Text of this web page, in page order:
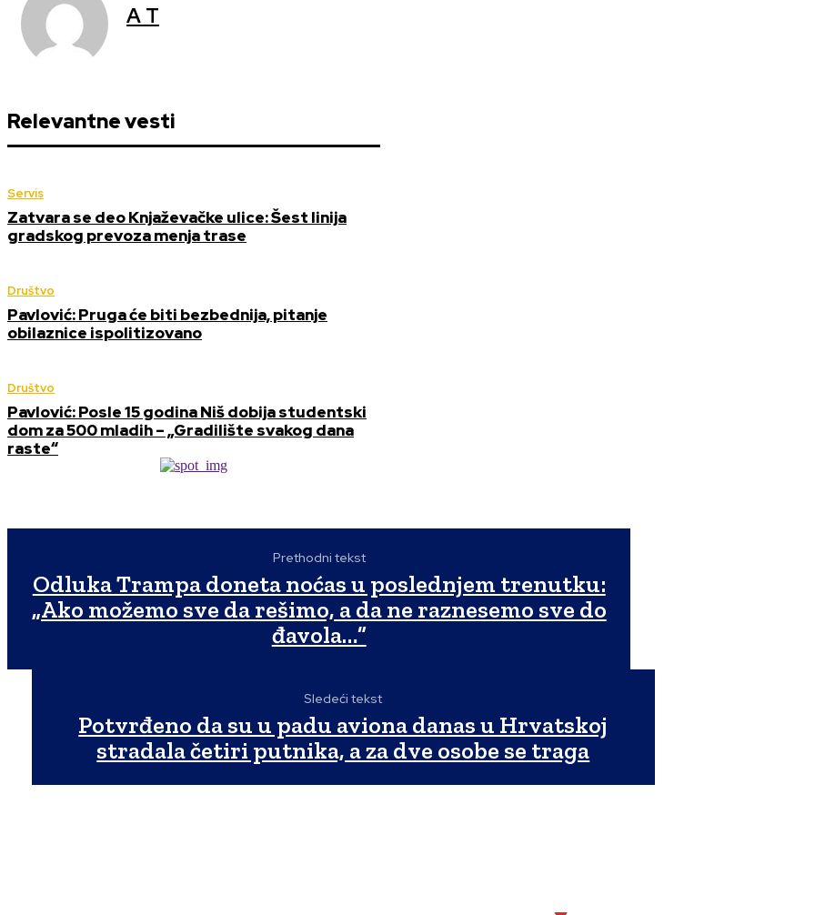
A T
Relevantne vesti
Servis
Zatvara se deo Knjaževačke ulice: Šest linija
gradskog prevoza menja trase
Društvo
Pavlović: Pruga će biti bezbednija, pitanje
obilaznice ispolitizovano
Društvo
Pavlović: Posle 15 godina Niš dobija studentski
dom za 500 mladih – „Gradilište svakog dana
raste“
Prethodni tekst
Odluka Trampa doneta noćas u poslednjem trenutku:
„Ako možemo sve da rešimo, a da ne raznesemo sve do
đavola…”
Sledeći tekst
Potvrđeno da su u padu aviona danas u Hrvatskoj
stradala četiri putnika, a za dve osobe se traga